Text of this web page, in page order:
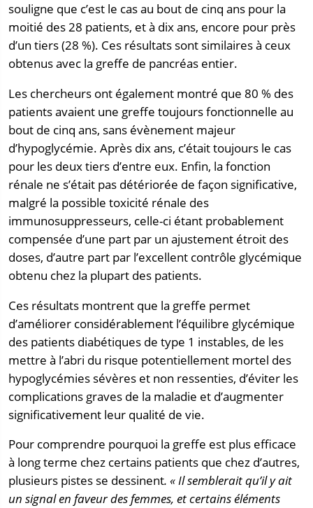
souligne que c’est le cas au bout de cinq ans pour la
moitié des 28 patients, et à dix ans, encore pour près
d’un tiers (28 %). Ces résultats sont similaires à ceux
obtenus avec la greffe de pancréas entier.
Les chercheurs ont également montré que 80 % des
patients avaient une greffe toujours fonctionnelle au
bout de cinq ans, sans évènement majeur
d’hypoglycémie. Après dix ans, c’était toujours le cas
pour les deux tiers d’entre eux. Enfin, la fonction
rénale ne s’était pas détériorée de façon significative,
malgré la possible toxicité rénale des
immunosuppresseurs, celle-ci étant probablement
compensée d’une part par un ajustement étroit des
doses, d’autre part par l’excellent contrôle glycémique
obtenu chez la plupart des patients.
Ces résultats montrent que la greffe permet
d’améliorer considérablement l’équilibre glycémique
des patients diabétiques de type 1 instables, de les
mettre à l’abri du risque potentiellement mortel des
hypoglycémies sévères et non ressenties, d’éviter les
complications graves de la maladie et d’augmenter
significativement leur qualité de vie.
Pour comprendre pourquoi la greffe est plus efficace
à long terme chez certains patients que chez d’autres,
plusieurs pistes se dessinent. « Il semblerait qu’il y ait
un signal en faveur des femmes, et certains éléments